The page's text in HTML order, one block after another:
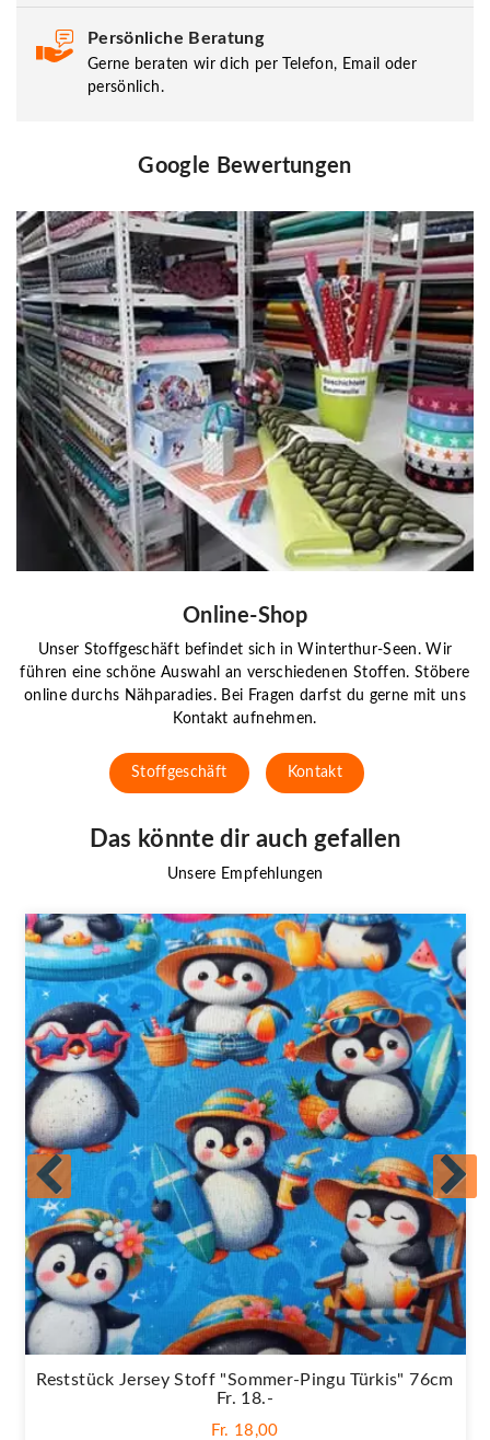
Persönliche Beratung
Gerne beraten wir dich per Telefon, Email oder
persönlich.
Google Bewertungen
Online-Shop
Unser Stoffgeschäft befindet sich in Winterthur-Seen. Wir
führen eine schöne Auswahl an verschiedenen Stoffen. Stöbere
online durchs Nähparadies. Bei Fragen darfst du gerne mit uns
Kontakt aufnehmen.
Stoffgeschäft Kontakt
Das könnte dir auch gefallen
Unsere Empfehlungen
Reststück Jersey Stoff "Sommer-Pingu Türkis" 76cm
Fr. 18.-
Fr. 18,00